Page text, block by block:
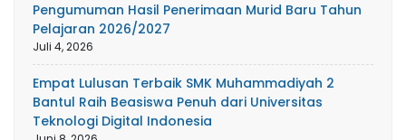
Pengumuman Hasil Penerimaan Murid Baru Tahun
Pelajaran 2026/2027
Juli 4, 2026
Empat Lulusan Terbaik SMK Muhammadiyah 2
Bantul Raih Beasiswa Penuh dari Universitas
Teknologi Digital Indonesia